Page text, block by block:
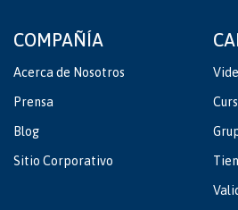
COMPAÑÍA
Acerca de Nosotros
Prensa
Blog
Sitio Corporativo